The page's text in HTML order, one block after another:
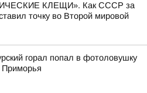
КЛЕЩИ». Как СССР за
точку во Второй мировой
горал попал в фотоловушку
Приморья